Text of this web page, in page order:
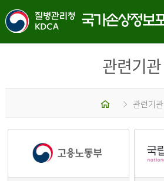
관련기관
홈 관련기관